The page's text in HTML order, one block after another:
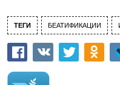
ТЕГИ БЕАТИФИКАЦИИ